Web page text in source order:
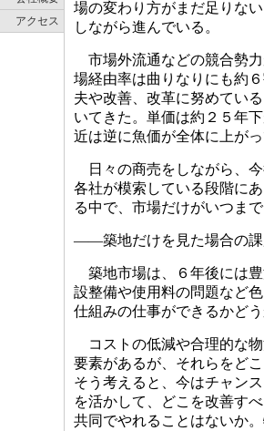
アクセス
場の変わり方がまだ足りな
しながら進んでいる。
市場外流通などの競合勢
場経由率は曲りなりにも約
夫や改善、改革に努めてい
いてきた。単価は約２５年
近は逆に魚価が全体に上が
日々の商売をしながら、
各社が模索している段階に
る中で、市場だけがいつま
――築地だけを見た場合の課
築地市場は、６年後には
設整備や使用料の問題など
仕組みの仕事ができるかど
コストの低減や合理的な
要素があるが、それらをど
そう考えると、今はチャン
を活かして、どこを改善す
共同でやれることはないか